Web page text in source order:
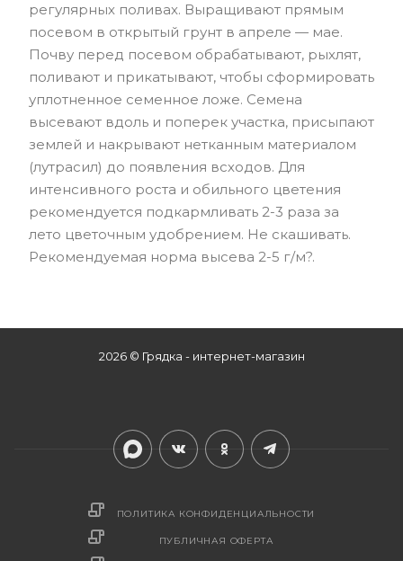
регулярных поливах. Выращивают прямым
посевом в открытый грунт в апреле — мае.
Почву перед посевом обрабатывают, рыхлят,
поливают и прикатывают, чтобы сформировать
уплотненное семенное ложе. Семена
высевают вдоль и поперек участка, присыпают
землей и накрывают нетканным материалом
(лутрасил) до появления всходов. Для
интенсивного роста и обильного цветения
рекомендуется подкармливать 2-3 раза за
лето цветочным удобрением. Не скашивать.
Рекомендуемая норма высева 2-5 г/м?.
2026 © Грядка - интернет-магазин
ПОЛИТИКА КОНФИДЕНЦИАЛЬНОСТИ
ПУБЛИЧНАЯ ОФЕРТА